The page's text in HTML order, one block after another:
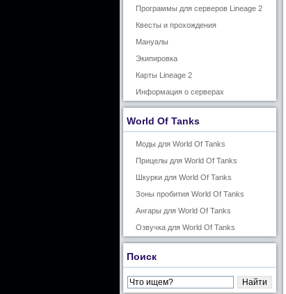
Программы для серверов Lineage 2
Квесты и прохождения
Мануалы
Экипировка
Карты Lineage 2
Информация о серверах
World Of Tanks
Моды для World Of Tanks
Прицелы для World Of Tanks
Шкурки для World Of Tanks
Зоны пробития World Of Tanks
Ангары для World Of Tanks
Озвучка для World Of Tanks
Поиск